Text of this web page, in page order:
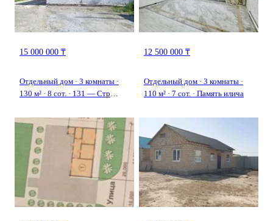
15 000 000 ₸
Отдельный дом · 3 комнаты ·
130 м² · 8 сот. · 131 — Стр
12 500 000 ₸
Отдельный дом · 3 комнаты ·
110 м² · 7 сот. · Память илича